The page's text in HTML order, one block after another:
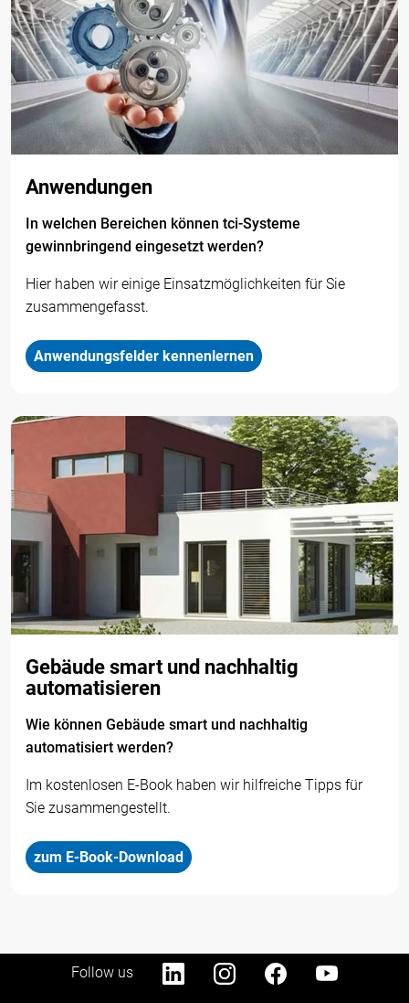
Anwendungen
In welchen Bereichen können tci-Systeme
gewinnbringend eingesetzt werden?
Hier haben wir einige Einsatzmöglichkeiten für Sie
zusammengefasst.
Anwendungsfelder kennenlernen
Gebäude smart und nachhaltig
automatisieren
Wie können Gebäude smart und nachhaltig
automatisiert werden?
Im kostenlosen E-Book haben wir hilfreiche Tipps für
Sie zusammengestellt.
zum E-Book-Download
Follow us